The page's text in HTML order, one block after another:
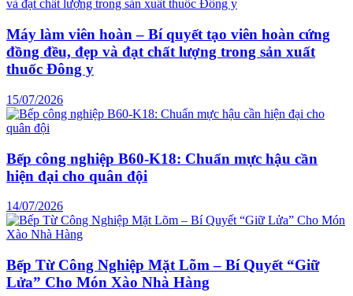
Máy làm viên hoàn – Bí quyết tạo viên hoàn cứng
đồng đều, đẹp và đạt chất lượng trong sản xuất
thuốc Đông y
15/07/2026
Bếp công nghiệp B60-K18: Chuẩn mực hậu cần
hiện đại cho quân đội
14/07/2026
Bếp Từ Công Nghiệp Mặt Lõm – Bí Quyết “Giữ
Lửa” Cho Món Xào Nhà Hàng